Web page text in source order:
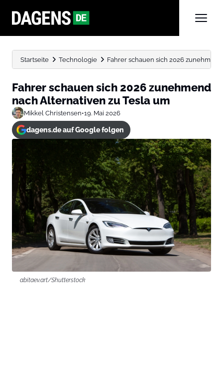
Startseite Technologie Fahrer schauen sich 2026
Fahrer schauen sich 2026 zunehmend
nach Alternativen zu Tesla um
Mikkel Christensen•19. Mai 2026
dagens.de auf Google folgen
abitaev.art/Shutterstock